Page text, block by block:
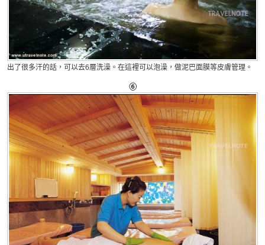
出了很多汗的話，可以去6層洗澡。在這裡可以泡澡，做泥巴面膜等皮膚管理。
⑥